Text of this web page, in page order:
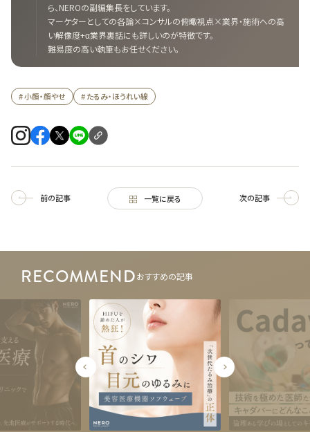
ら、NEROの副編集長をしています。
マーケターとしての各論×コンサルの俯瞰視点×業界・施術への高
い解像度+α業界裏話にも詳しいのが特徴です。
難易度の高い執筆もお任せください。
# 小顔・顔やせ # たるみ・ほうれい線
前の記事 一覧に戻る 次の記事
RECOMMENDおすすめの記事